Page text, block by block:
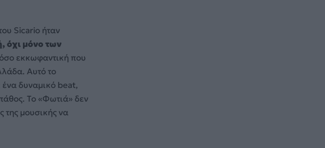
Sicario ήταν
όχι μόνο των
εκκωφαντική που
Αυτό το
ένα δυναμικό beat,
Το «Φωτιά» δεν
της μουσικής να